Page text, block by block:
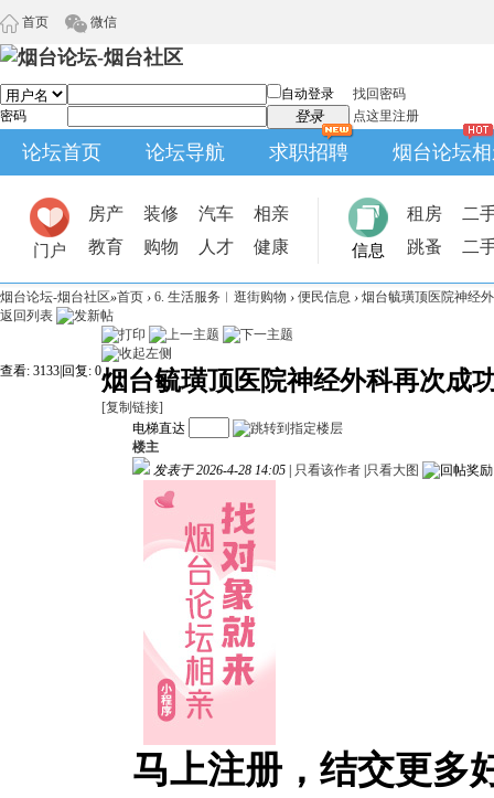
首页 微信
自动登录
找回密码
密码
登录 点这里注册
论坛首页 论坛导航 求职招聘 烟台论坛
门户
房产 装修 汽车
相亲
教育
购物 人才 健康 信息
租房
二
跳蚤
二
烟台论坛-烟台社区»首页 › 6. 生活服务︱逛街购物 › 便民信息 › 烟台毓璜顶医院神经
返回列表
查看: 3133 回复: 0烟台毓璜顶医院神经外科再次成
[复制链接]
电梯直达
楼主
发表于 2026-4-28 14:05
只看该作者 只看大图
马上注册，结交更多